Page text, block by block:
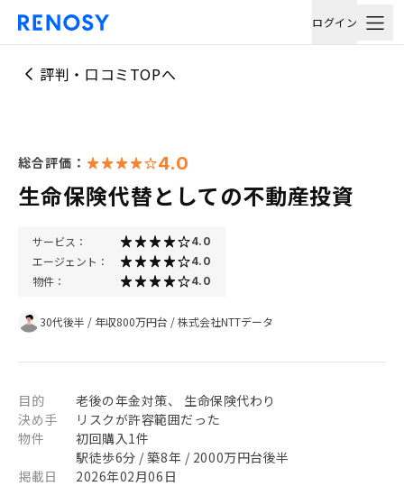
ログイン
評判・口コミTOPへ
総合評価： 4.0
生命保険代替としての不動産投資
サービス： 4.0
エージェント： 4.0
物件： 4.0
30代後半 / 年収800万円台 /株式会社NTTデータ
目的
老後の年金対策、 生命保険代わり
決め手
リスクが許容範囲だった
物件
初回購入1件
駅徒歩6分 / 築8年 / 2000万円台後半
掲載日
2026年02月06日